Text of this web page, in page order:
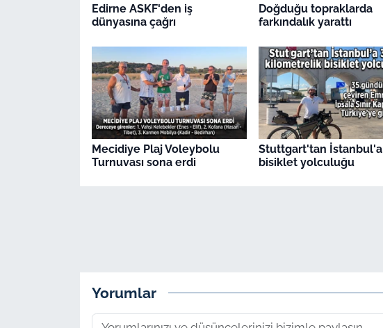
Edirne ASKF'den iş
dünyasına çağrı
Doğduğu topraklarda
farkındalık yarattı
Mecidiye Plaj Voleybolu
Turnuvası sona erdi
Stuttgart'tan İstanbul'a
bisiklet yolculuğu
Yorumlar